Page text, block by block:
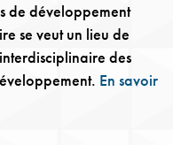
de développement
se veut un lieu de
des
En savoir